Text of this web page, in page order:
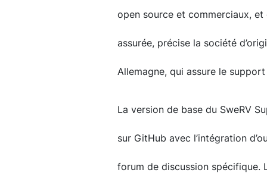
open source et commerciaux,
assurée, précise la société
Allemagne, qui assure le
La version de base du SweRV
sur GitHub avec l’intégration
forum de discussion spécifique.